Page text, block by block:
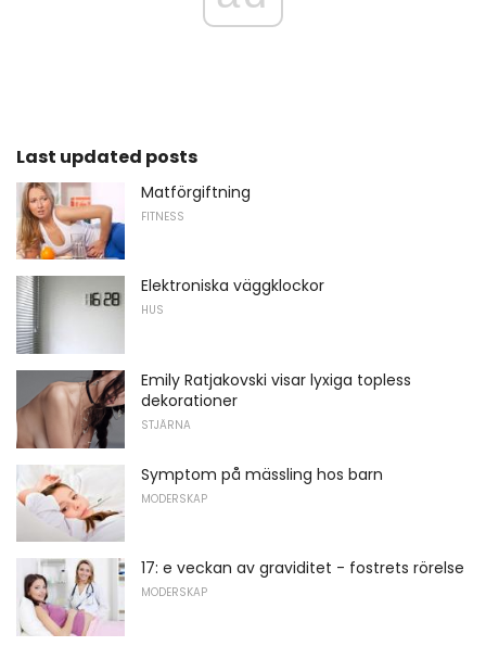
Last updated posts
Matförgiftning
FITNESS
Elektroniska väggklockor
HUS
Emily Ratjakovski visar lyxiga topless
dekorationer
STJÄRNA
Symptom på mässling hos barn
MODERSKAP
17: e veckan av graviditet - fostrets rörelse
MODERSKAP